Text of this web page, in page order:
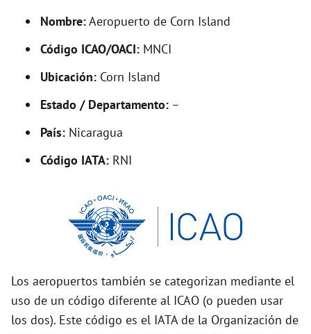
V
i
o
Nombre:Aeropuerto de Corn Island
Código ICAO/OACI: MNCI
Ubicación: Corn Island
Estado / Departamento: –
País: Nicaragua
Código IATA: RNI
Los aeropuertos también se categorizan mediante el
uso de un código diferente al ICAO (o pueden usar
los dos). Este código es el IATA de la Organización de